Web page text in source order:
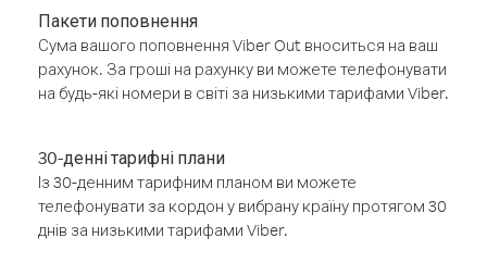
Пакети поповнення
Сума вашого поповнення Viber Out вноситься на ваш
рахунок. За гроші на рахунку ви можете телефонувати
на будь-які номери в світі за низькими тарифами Viber.
30-денні тарифні плани
Із 30-денним тарифним планом ви можете
телефонувати за кордон у вибрану країну протягом 30
днів за низькими тарифами Viber.